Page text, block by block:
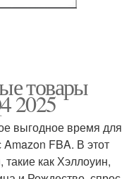
товары
2025
выгодное время для
FBA. В этот
как Хэллоуин,